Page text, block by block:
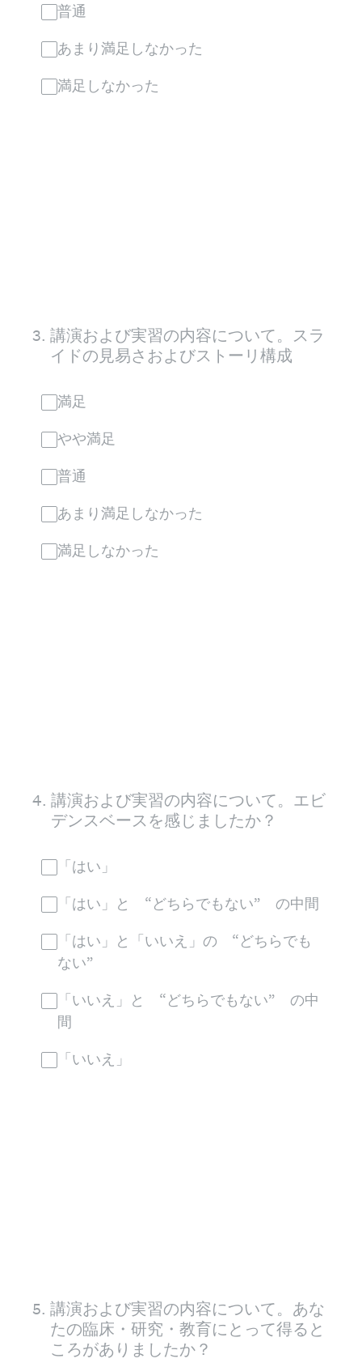
普通
あまり満足しなかった
満足しなかった
3. 講演および実習の内容について。スラ
イドの見易さおよびストーリ構成
満足
やや満足
普通
あまり満足しなかった
満足しなかった
4. 講演および実習の内容について。エビ
デンスベースを感じましたか？
「はい」
「はい」と “どちらでもない” の中間
「はい」と「いいえ」の “どちらでも
ない”
「いいえ」と “どちらでもない” の中
間
「いいえ」
5. 講演および実習の内容について。あな
たの臨床・研究・教育にとって得ると
ころがありましたか？